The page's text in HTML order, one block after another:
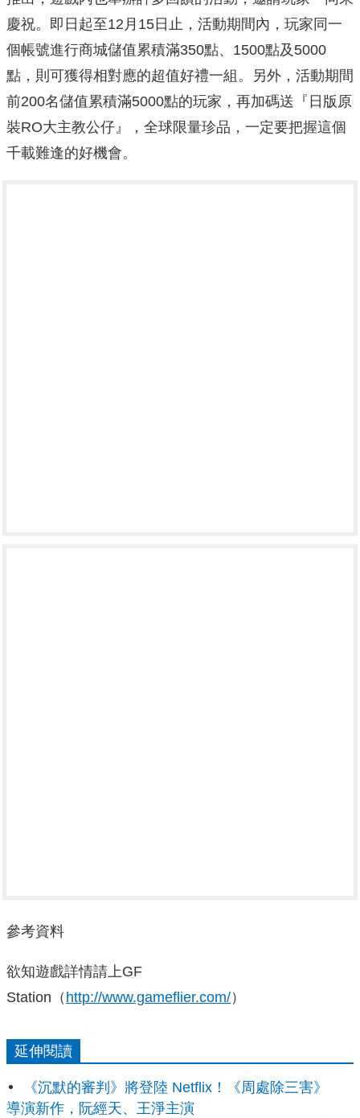
慶祝。即日起至12月15日止，活動期間內，玩家同一
個帳號進行商城儲值累積滿350點、1500點及5000
點，則可獲得相對應的超值好禮一組。另外，活動期間
前200名儲值累積滿5000點的玩家，再加碼送『日版原
裝RO大主教公仔』，全球限量珍品，一定要把握這個
千載難逢的好機會。
參考資料
欲知遊戲詳情請上GF
Station（ http://www.gameflier.com/）
延伸閱讀
《沉默的審判》將登陸 Netflix！《周處除三害》
導演新作，阮經天、王淨主演